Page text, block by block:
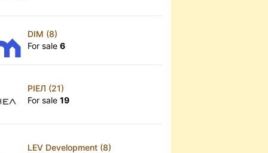
DIM (8)
For sale6
РІЕЛ (21)
For sale19
LEV Development (8)